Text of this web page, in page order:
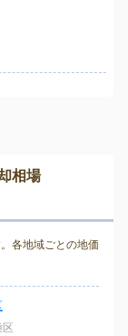
相場
各地域ごとの地価